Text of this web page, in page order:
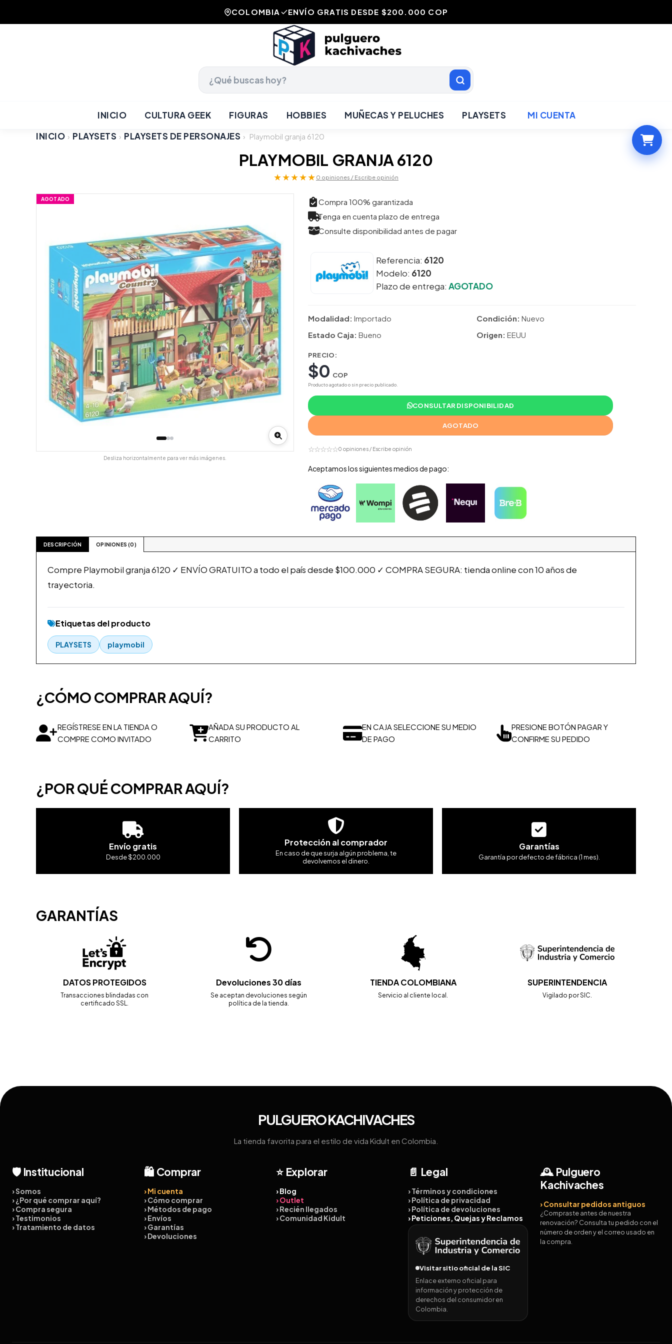
COLOMBIA ENVÍO GRATIS DESDE $200.000 COP
INICIO CULTURA GEEK FIGURAS HOBBIES MUÑECAS Y PELUCHES PLAYSETS
MI CUENTA
INICIO › PLAYSETS › PLAYSETS DE PERSONAJES › Playmobil granja 6120
PLAYMOBIL GRANJA 6120
★★★★★ 0 opiniones / Escribe opinión
AGOTADO
Desliza horizontalmente para ver más imágenes.
Compra 100% garantizada
Tenga en cuenta plazo de entrega
Consulte disponibilidad antes de pagar
Referencia: 6120
Modelo: 6120
Plazo de entrega: AGOTADO
Modalidad: Importado Condición: Nuevo
Estado Caja: Bueno Origen: EEUU
PRECIO:
$0 COP
Producto agotado o sin precio publicado.
CONSULTAR DISPONIBILIDAD
AGOTADO
☆☆☆☆☆0 opiniones / Escribe opinión
Aceptamos los siguientes medios de pago:
DESCRIPCIÓN OPINIONES (0)
Compre Playmobil granja 6120 ✓ ENVÍO GRATUITO a todo el país desde $100.000 ✓ COMPRA SEGURA: tienda online con 10 años de
trayectoria.
Etiquetas del producto
PLAYSETS playmobil
¿CÓMO COMPRAR AQUÍ?
REGÍSTRESE EN LA TIENDA O
COMPRE COMO INVITADO
AÑADA SU PRODUCTO AL
CARRITO
EN CAJA SELECCIONE SU MEDIO
DE PAGO
PRESIONE BOTÓN PAGAR Y
CONFIRME SU PEDIDO
¿POR QUÉ COMPRAR AQUÍ?
Envío gratis
Desde $200.000
Protección al comprador
En caso de que surja algún problema, te
devolvemos el dinero.
Garantías
Garantía por defecto de fábrica (1 mes).
GARANTÍAS
DATOS PROTEGIDOS
Transacciones blindadas con
certificado SSL.
Devoluciones 30 días
Se aceptan devoluciones según
política de la tienda.
TIENDA COLOMBIANA
Servicio al cliente local.
SUPERINTENDENCIA
Vigilado por SIC.
PULGUERO KACHIVACHES
La tienda favorita para el estilo de vida Kidult en Colombia.
🛡️ Institucional
› Somos
› ¿Por qué comprar aquí?
› Compra segura
› Testimonios
› Tratamiento de datos
🛍️ Comprar
› Mi cuenta
› Cómo comprar
› Métodos de pago
› Envíos
› Garantías
› Devoluciones
⭐ Explorar
› Blog
› Outlet
› Recién llegados
› Comunidad Kidult
📄 Legal
› Términos y condiciones
› Política de privacidad
› Política de devoluciones
› Peticiones, Quejas y Reclamos
Visitar sitio oficial de la SIC
Enlace externo oficial para
información y protección de
derechos del consumidor en
Colombia.
🕰️ Pulguero
Kachivaches
› Consultar pedidos antiguos
¿Compraste antes de nuestra
renovación? Consulta tu pedido con el
número de orden y el correo usado en
la compra.